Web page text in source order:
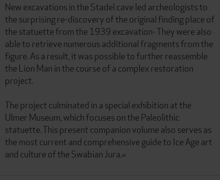
New excavations in the Stadel cave led archeologists to
the surprising re-discovery of the original finding place of
the statuette from the 1939 excavation- They were also
able to retrieve numerous additional fragments from the
figure. As a result, it was possible to further reassemble
the Lion Man in the course of a complex restoration
project.
The project culminated in a special exhibition at the
Ulmer Museum, which focuses on the Paleolithic
statuette. This present companion volume also serves as
the most current and comprehensive guide to Ice Age art
and culture of the Swabian Jura.«